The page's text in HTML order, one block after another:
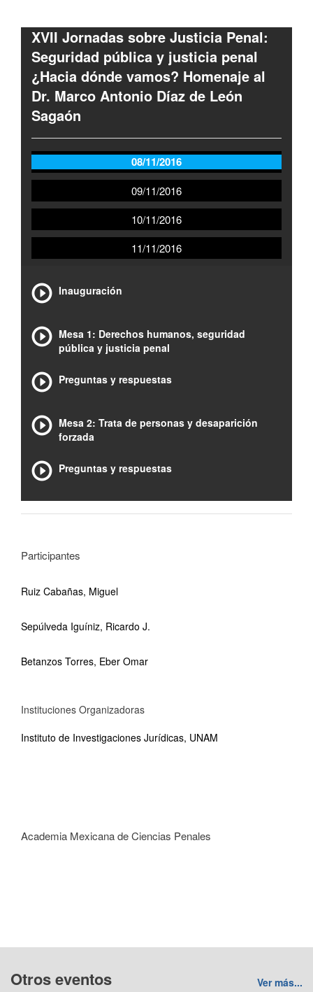
XVII Jornadas sobre Justicia Penal:
Seguridad pública y justicia penal
¿Hacia dónde vamos? Homenaje al
Dr. Marco Antonio Díaz de León
Sagaón
08/11/2016
09/11/2016
10/11/2016
11/11/2016
Inauguración
Mesa 1: Derechos humanos, seguridad
pública y justicia penal
Preguntas y respuestas
Mesa 2: Trata de personas y desaparición
forzada
Preguntas y respuestas
Participantes
Ruiz Cabañas, Miguel
Sepúlveda Iguíniz, Ricardo J.
Betanzos Torres, Eber Omar
Instituciones Organizadoras
Instituto de Investigaciones Jurídicas, UNAM
Academia Mexicana de Ciencias Penales
Otros eventos Ver más...